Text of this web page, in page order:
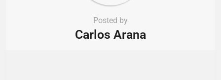
Posted by
Carlos Arana